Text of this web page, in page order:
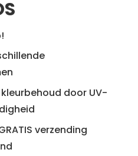
door UV-
verzending